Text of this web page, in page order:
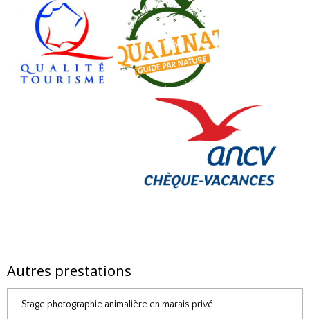
Autres prestations
Stage photographie animalière en marais privé